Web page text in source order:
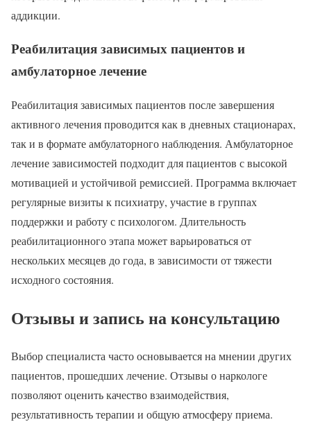
аддикции.
Реабилитация зависимых пациентов и
амбулаторное лечение
Реабилитация зависимых пациентов после завершения
активного лечения проводится как в дневных стационарах,
так и в формате амбулаторного наблюдения. Амбулаторное
лечение зависимостей подходит для пациентов с высокой
мотивацией и устойчивой ремиссией. Программа включает
регулярные визиты к психиатру, участие в группах
поддержки и работу с психологом. Длительность
реабилитационного этапа может варьироваться от
нескольких месяцев до года, в зависимости от тяжести
исходного состояния.
Отзывы и запись на консультацию
Выбор специалиста часто основывается на мнении других
пациентов, прошедших лечение. Отзывы о наркологе
позволяют оценить качество взаимодействия,
результативность терапии и общую атмосферу приема.